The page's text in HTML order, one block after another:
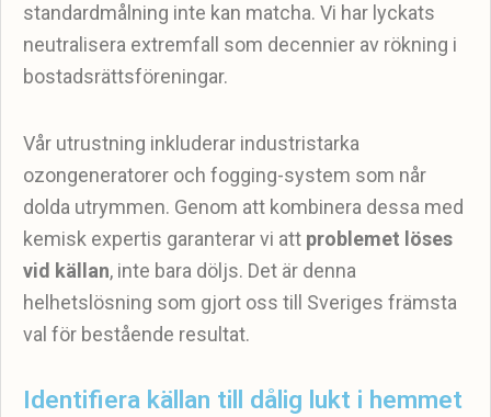
standardmålning inte kan matcha. Vi har lyckats
neutralisera extremfall som decennier av rökning i
bostadsrättsföreningar.
Vår utrustning inkluderar industristarka
ozongeneratorer och fogging-system som når
dolda utrymmen. Genom att kombinera dessa med
kemisk expertis garanterar vi att problemet löses
vid källan, inte bara döljs. Det är denna
helhetslösning som gjort oss till Sveriges främsta
val för bestående resultat.
Identifiera källan till dålig lukt i hemmet